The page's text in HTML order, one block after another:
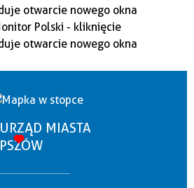
URZĄD MIASTA
PSZÓW